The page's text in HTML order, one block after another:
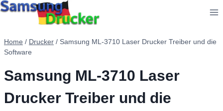
Zum
Home / Drucker / Samsung ML-3710 Laser Drucker Treiber und die
Software
Samsung ML-3710 Laser
Drucker Treiber und die